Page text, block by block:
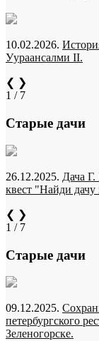
10.02.2026.
Уураансалми II.
❮ ❯
1 / 7
Старые дачи
26.12.2025. Дача
квест "Найди дачу
❮ ❯
1 / 7
Старые дачи
09.12.2025.
петербургского
Зеленогорске.